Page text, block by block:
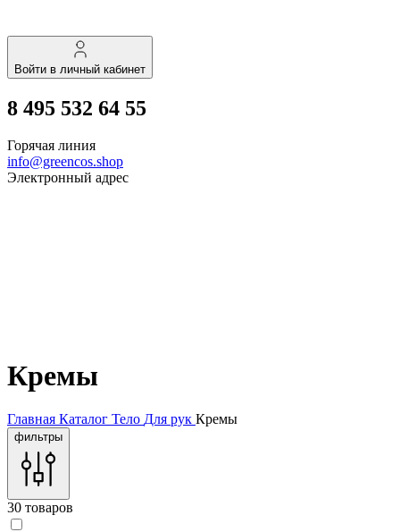
Войти в личный кабинет
8 495 532 64 55
Горячая линия
info@greencos.shop
Электронный адрес
Кремы
Главная Каталог Тело Для рук Кремы
фильтры
30 товаров